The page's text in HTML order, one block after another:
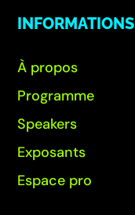
INFORMATIONS
À propos
Programme
Speakers
Exposants
Espace pro